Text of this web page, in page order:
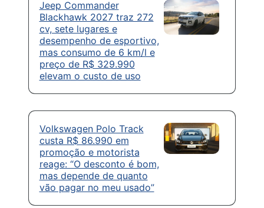
Jeep Commander
Blackhawk 2027 traz 272
cv, sete lugares e
desempenho de esportivo,
mas consumo de 6 km/l e
preço de R$ 329.990
elevam o custo de uso
Volkswagen Polo Track
custa R$ 86.990 em
promoção e motorista
reage: “O desconto é bom,
mas depende de quanto
vão pagar no meu usado”